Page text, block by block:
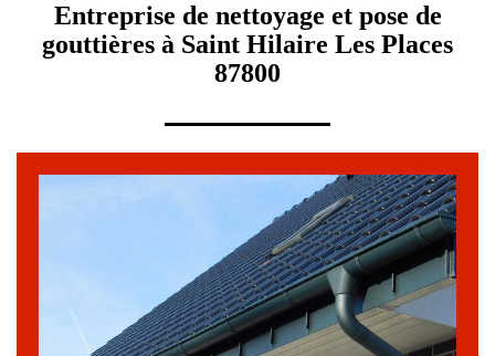
Entreprise de nettoyage et pose de
gouttières à Saint Hilaire Les Places
87800